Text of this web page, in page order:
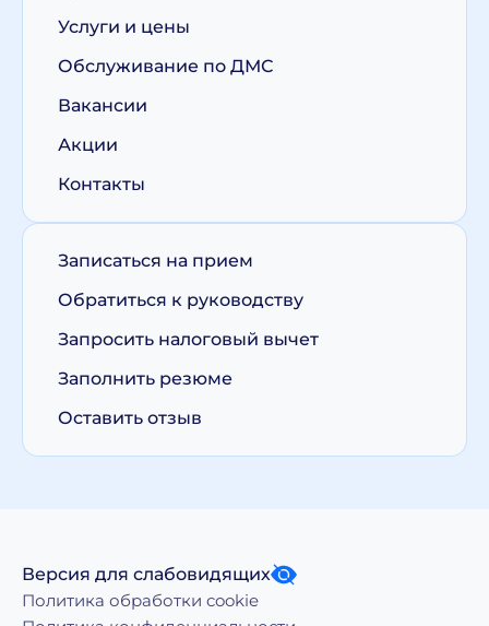
Услуги и цены
Обслуживание по ДМС
Вакансии
Акции
Контакты
Записаться на прием
Обратиться к руководству
Запросить налоговый вычет
Заполнить резюме
Оставить отзыв
Версия для слабовидящих
Политика обработки cookie